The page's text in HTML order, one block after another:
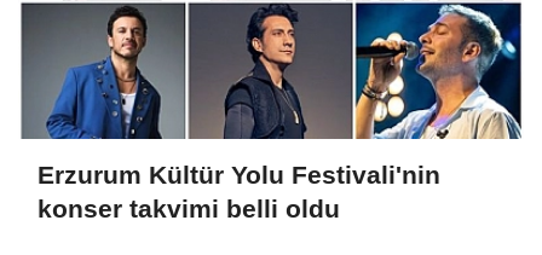
Erzurum Kültür Yolu Festivali'nin
konser takvimi belli oldu